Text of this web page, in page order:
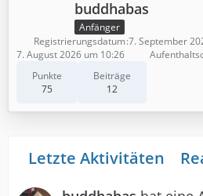
buddhabas
Anfänger
Punkte
75
Beiträge
12
Registrierungsdatum 7. September
7. August 2026 um 10:26
Letzte Aktivitäten